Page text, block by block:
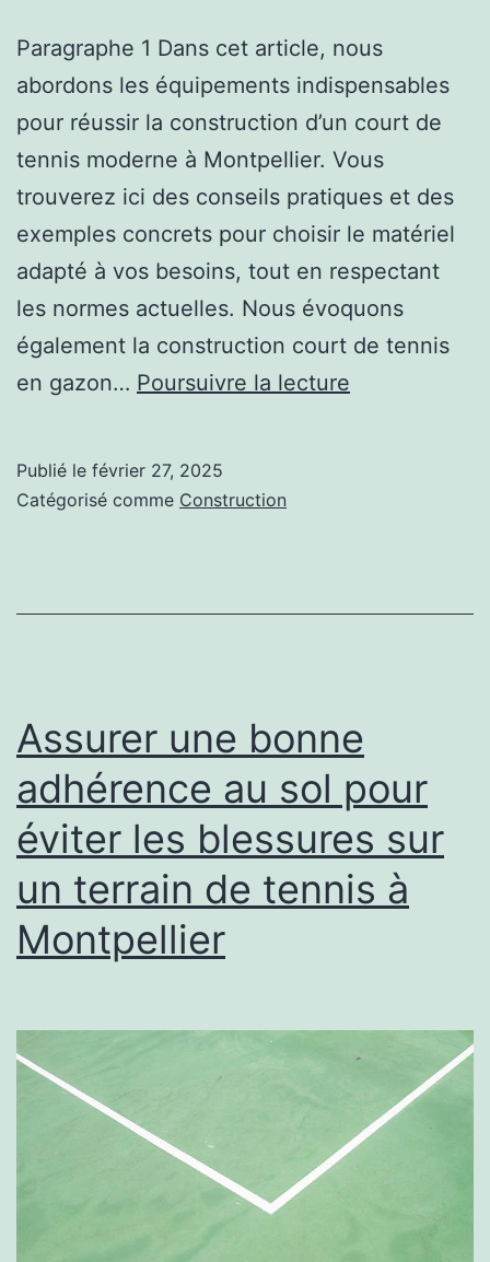
Paragraphe 1 Dans cet article, nous
abordons les équipements indispensables
pour réussir la construction d’un court de
tennis moderne à Montpellier. Vous
trouverez ici des conseils pratiques et des
exemples concrets pour choisir le matériel
adapté à vos besoins, tout en respectant
les normes actuelles. Nous évoquons
également la construction court de tennis
en gazon… Poursuivre la lecture
Publié le février 27, 2025
Catégorisé comme Construction
Assurer une bonne
adhérence au sol pour
éviter les blessures sur
un terrain de tennis à
Montpellier